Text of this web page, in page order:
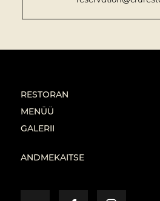
RESTORAN
MENÜÜ
GALERII
ANDMEKAITSE